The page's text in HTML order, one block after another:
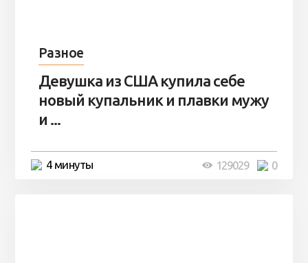
Разное
Девушка из США купила себе
новый купальник и плавки мужу
и ...
4 минуты 0
129029